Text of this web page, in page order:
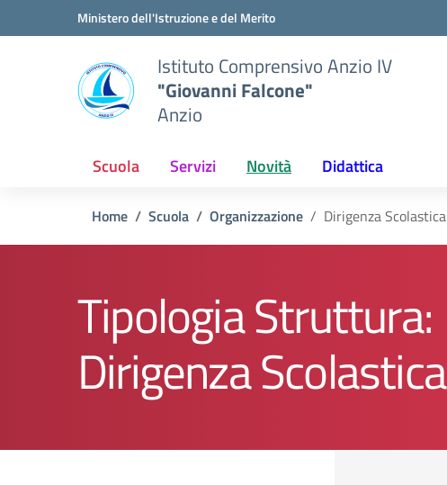
Vai ai contenuti
Vai al menu di navigazioneMinistero dell'Istruzione e del Merito
Istituto Comprensivo Anzio IV
"Giovanni Falcone"
Anzio
Scuola Servizi Novità Didattica
Home Scuola Organizzazione Dirigenza Scolastica
Tipologia Struttura:
Dirigenza Scolastica